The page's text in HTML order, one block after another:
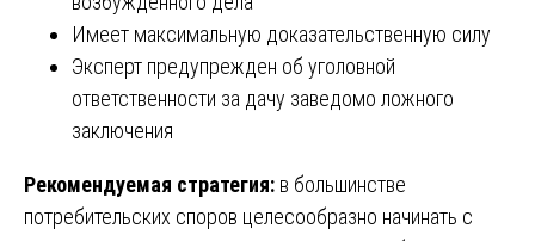
Имеет максимальную доказательственную силу
Эксперт предупрежден об уголовной
ответственности за дачу заведомо ложного
заключения
Рекомендуемая стратегия: в большинстве
потребительских споров целесообразно начинать с